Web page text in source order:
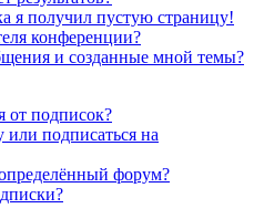
я получил пустую страницу!
конференции?
и созданные мной темы?
от подписок?
или подписаться на
форум?